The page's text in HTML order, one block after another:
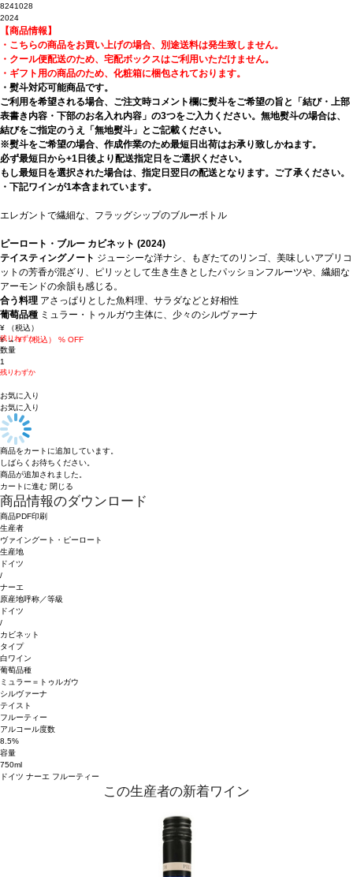
8241028
2024
【商品情報】
・こちらの商品をお買い上げの場合、別途送料は発生致しません。
・クール便配送のため、宅配ボックスはご利用いただけません。
・ギフト用の商品のため、化粧箱に梱包されております。
・熨斗対応可能商品です。
ご利用を希望される場合、ご注文時コメント欄に熨斗をご希望の旨と「結び・上部
表書き内容・下部のお名入れ内容」の3つをご入力ください。無地熨斗の場合は、
結びをご指定のうえ「無地熨斗」とご記載ください。
※熨斗をご希望の場合、作成作業のため最短日出荷はお承り致しかねます。
必ず最短日から+1日後より配送指定日をご選択ください。
もし最短日を選択された場合は、指定日翌日の配送となります。ご了承ください。
・下記ワインが1本含まれています。
エレガントで繊細な、フラッグシップのブルーボトル
ピーロート・ブルー カビネット (2024)
テイスティングノート ジューシーな洋ナシ、もぎたてのリンゴ、美味しいアプリコ
ットの芳香が混ざり、ピリッとして生き生きとしたパッションフルーツや、繊細な
アーモンドの余韻も感じる。
合う料理 アさっぱりとした魚料理、サラダなどと好相性
葡萄品種 ミュラー・トゥルガウ主体に、少々のシルヴァーナ
¥
（税込）
¥ → ¥ （税込） % OFF
残りわずか
数量
1
残りわずか
お気に入り
お気に入り
商品をカートに追加しています。
しばらくお待ちください。
商品が追加されました。
カートに進む 閉じる
商品情報のダウンロード
商品PDF印刷
生産者
ヴァイングート・ピーロート
生産地
ドイツ
/
ナーエ
原産地呼称／等級
ドイツ
/
カビネット
タイプ
白ワイン
葡萄品種
ミュラー＝トゥルガウ
シルヴァーナ
テイスト
フルーティー
アルコール度数
8.5%
容量
750ml
ドイツ ナーエ フルーティー
この生産者の新着ワイン